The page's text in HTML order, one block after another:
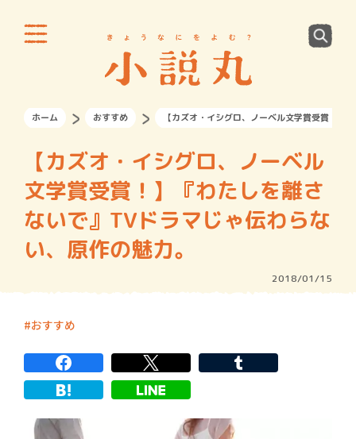
ホーム おすすめ 【カズオ・イシグロ、ノーベル文学賞受賞！】
【カズオ・イシグロ、ノーベル
文学賞受賞！】『わたしを離さ
ないで』TVドラマじゃ伝わらな
い、原作の魅力。
2018/01/15
おすすめ